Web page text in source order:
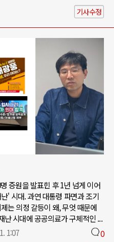
기사수정
증원을 발표힌 후 1년 넘게 이어
' 시대. 과연 대통령 파면과 조기
는 의정 갈등이 왜, 무엇 때문에
시대에 공공의료가 구체적인 ...
1:07 0